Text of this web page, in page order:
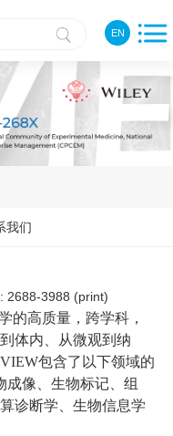
EN
我们
2688-3988 (print)
的高质量，跨学科，
体内、从微观到纳
包含了以下领域的
成像、生物标记、组
诊断学、生物信息学